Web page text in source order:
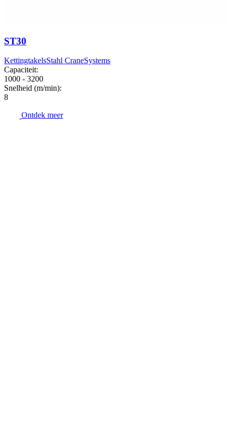
ST30
KettingtakelsStahl CraneSystems
Capaciteit:
1000 - 3200
Snelheid (m/min):
8
Ontdek meer